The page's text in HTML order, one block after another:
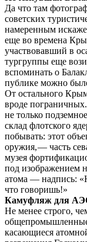
Да что там
советских
намеренным
еще во времена
участвовавший в
тургруппы еще
вспоминать о
публике можно
От остального
вроде
не только
склад флотского
побывать: этот
оружия, — часть
музея
под изображением
атома — надпись:
что говоришь!»
Камуфляж для
Не менее строго,
касающиеся